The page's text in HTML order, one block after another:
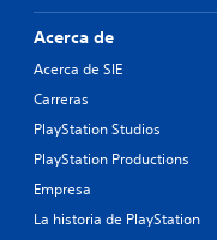
Acerca de
Acerca de SIE
Carreras
PlayStation Studios
PlayStation Productions
Empresa
La historia de PlayStation